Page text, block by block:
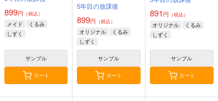
恋衣
SF
Sakiyamama Bunnys
899円 （税込）
メイド
くるみ
しずく
サンプル
カート
5年目の放課後
899円 （税込）
オリジナル
くるみ
しずく
サンプル
カート
891 円 （税込）
オリジナル
くるみ
しずく
サンプル
カート